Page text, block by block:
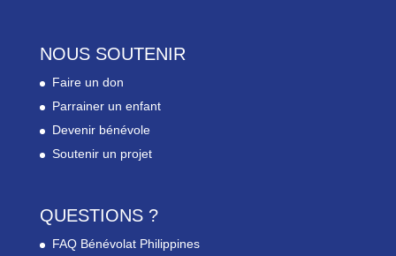
NOUS SOUTENIR
Faire un don
Parrainer un enfant
Devenir bénévole
Soutenir un projet
QUESTIONS ?
FAQ Bénévolat Philippines